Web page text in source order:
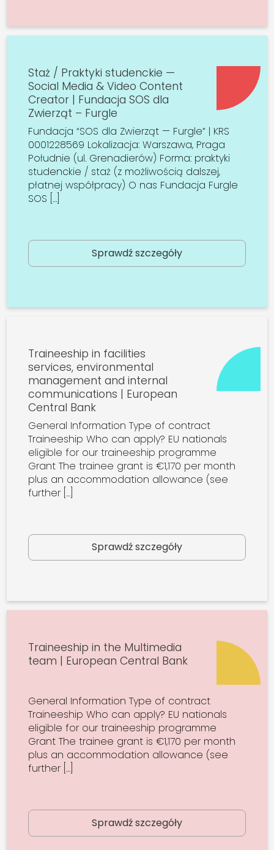
Staż / Praktyki studenckie —
Social Media & Video Content
Creator | Fundacja SOS dla
Zwierząt – Furgle
Fundacja “SOS dla Zwierząt — Furgle” | KRS
0001228569 Lokalizacja: Warszawa, Praga
Południe (ul. Grenadierów) Forma: praktyki
studenckie / staż (z możliwością dalszej,
płatnej współpracy) O nas Fundacja Furgle
SOS […]
Sprawdź szczegóły
Traineeship in facilities
services, environmental
management and internal
communications | European
Central Bank
General Information Type of contract
Traineeship Who can apply? EU nationals
eligible for our traineeship programme
Grant The trainee grant is €1,170 per month
plus an accommodation allowance (see
further […]
Sprawdź szczegóły
Traineeship in the Multimedia
team | European Central Bank
General Information Type of contract
Traineeship Who can apply? EU nationals
eligible for our traineeship programme
Grant The trainee grant is €1,170 per month
plus an accommodation allowance (see
further […]
Sprawdź szczegóły